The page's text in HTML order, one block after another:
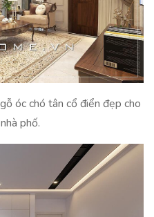
óc chó tân cổ điển đẹp cho
phố.